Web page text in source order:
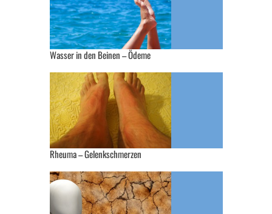
Wasser in den Beinen – Ödeme
Rheuma – Gelenkschmerzen